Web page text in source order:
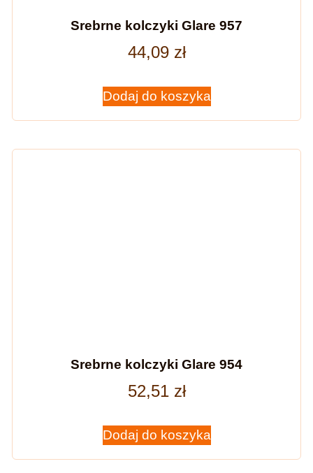
Srebrne kolczyki Glare 957
44,09 zł
Dodaj do koszyka
Srebrne kolczyki Glare 954
52,51 zł
Dodaj do koszyka